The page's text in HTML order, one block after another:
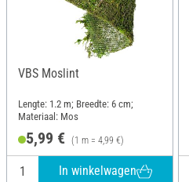
VBS Moslint
Lengte: 1.2 m; Breedte: 6 cm;
Materiaal: Mos
5,99 € (1 m = 4,99 €)
In winkelwagen